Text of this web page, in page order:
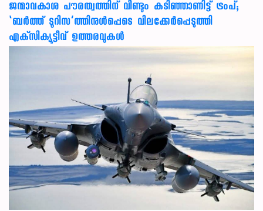
ജന്മാവകാശ പൗരത്വത്തിന് വീണ്ടും കടിഞ്ഞാണിട്ട് ട്രംപ്;
‘ബര്‍ത്ത് ടൂറിസ’ത്തിനുള്‍പ്പെടെ വിലക്കേര്‍പ്പെടുത്തി
എക്‌സിക്യൂട്ടീവ് ഉത്തരവുകള്‍